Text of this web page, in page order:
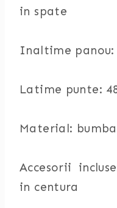
in spate
Inaltime panou:
Latime punte:
Material:
Accesorii
in centura